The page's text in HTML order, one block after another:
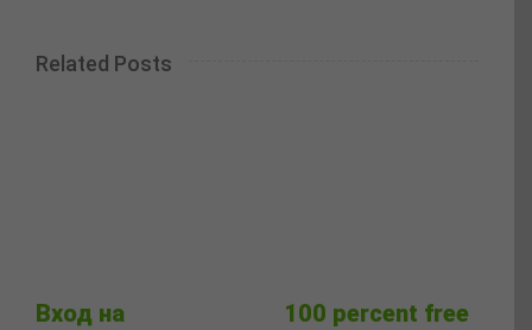
Related Posts
Вход на
100 percent free